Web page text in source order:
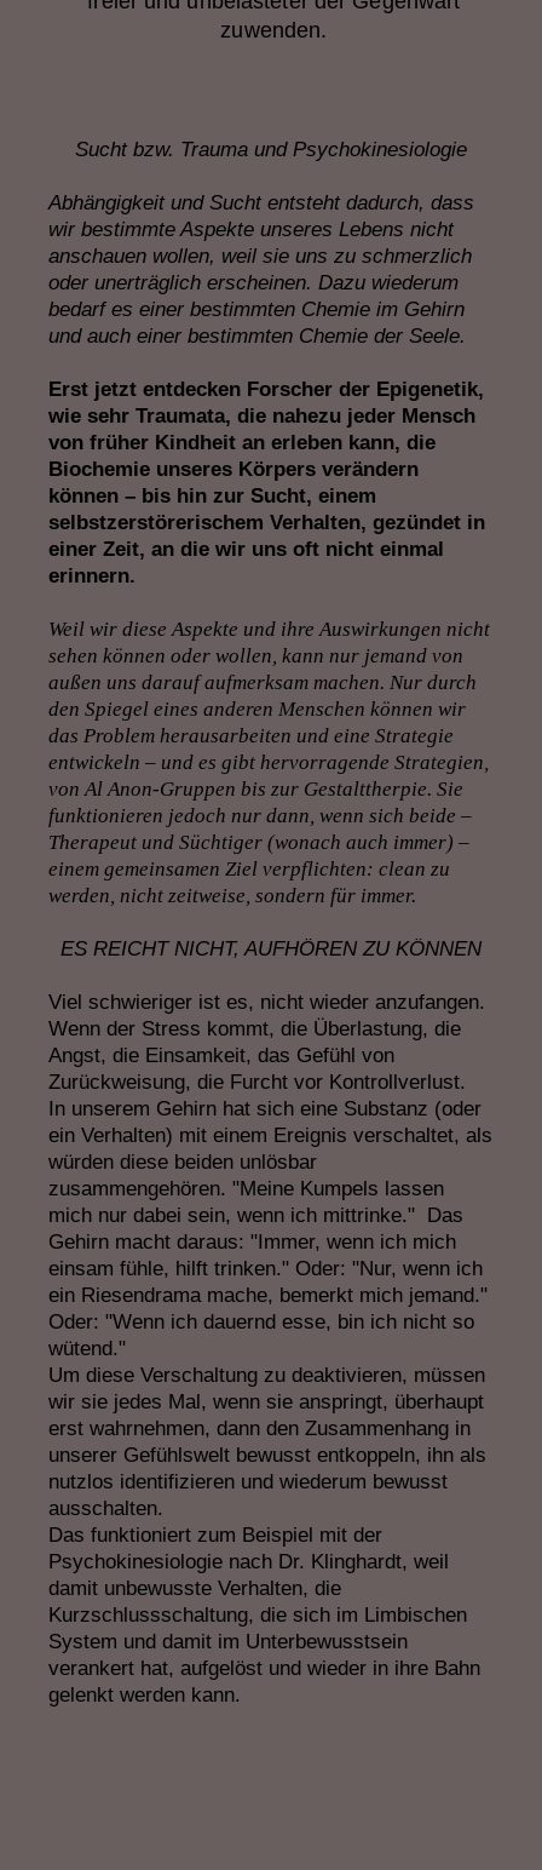
zuwenden.
Sucht bzw. Trauma und Psychokinesiologie
Abhängigkeit und Sucht entsteht dadurch, dass
wir bestimmte Aspekte unseres Lebens nicht
anschauen wollen, weil sie uns zu schmerzlich
oder unerträglich erscheinen. Dazu wiederum
bedarf es einer bestimmten Chemie im Gehirn
und auch einer bestimmten Chemie der Seele.
Erst jetzt entdecken Forscher der Epigenetik,
wie sehr Traumata, die nahezu jeder Mensch
von früher Kindheit an erleben kann, die
Biochemie unseres Körpers verändern
können – bis hin zur Sucht, einem
selbstzerstörerischem Verhalten, gezündet in
einer Zeit, an die wir uns oft nicht einmal
erinnern.
Weil wir diese Aspekte und ihre Auswirkungen nicht
sehen können oder wollen, kann nur jemand von
außen uns darauf aufmerksam machen. Nur durch
den Spiegel eines anderen Menschen können wir
das Problem herausarbeiten und eine Strategie
entwickeln – und es gibt hervorragende Strategien,
von Al Anon-Gruppen bis zur Gestalttherpie. Sie
funktionieren jedoch nur dann, wenn sich beide –
Therapeut und Süchtiger (wonach auch immer) –
einem gemeinsamen Ziel verpflichten: clean zu
werden, nicht zeitweise, sondern für immer.
ES REICHT NICHT, AUFHÖREN ZU KÖNNEN
Viel schwieriger ist es, nicht wieder anzufangen.
Wenn der Stress kommt, die Überlastung, die
Angst, die Einsamkeit, das Gefühl von
Zurückweisung, die Furcht vor Kontrollverlust.
In unserem Gehirn hat sich eine Substanz (oder
ein Verhalten) mit einem Ereignis verschaltet, als
würden diese beiden unlösbar
zusammengehören. "Meine Kumpels lassen
mich nur dabei sein, wenn ich mittrinke." Das
Gehirn macht daraus: "Immer, wenn ich mich
einsam fühle, hilft trinken." Oder: "Nur, wenn ich
ein Riesendrama mache, bemerkt mich jemand."
Oder: "Wenn ich dauernd esse, bin ich nicht so
wütend."
Um diese Verschaltung zu deaktivieren, müssen
wir sie jedes Mal, wenn sie anspringt, überhaupt
erst wahrnehmen, dann den Zusammenhang in
unserer Gefühlswelt bewusst entkoppeln, ihn als
nutzlos identifizieren und wiederum bewusst
ausschalten.
Das funktioniert zum Beispiel mit der
Psychokinesiologie nach Dr. Klinghardt, weil
damit unbewusste Verhalten, die
Kurzschlussschaltung, die sich im Limbischen
System und damit im Unterbewusstsein
verankert hat, aufgelöst und wieder in ihre Bahn
gelenkt werden kann.